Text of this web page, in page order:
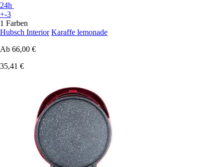
24h
+-3
1 Farben
Hubsch Interior Karaffe lemonade
Ab 66,00 €
35,41 €